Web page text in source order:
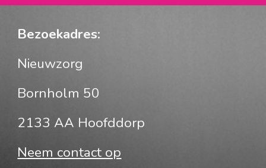
Bezoekadres:
Nieuwzorg
Bornholm 50
2133 AA Hoofddorp
Neem contact op